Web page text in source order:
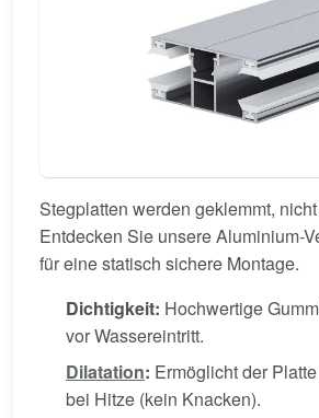
Stegplatten werden geklemmt,
Entdecken Sie unsere Aluminium-
für eine statisch sichere Montage.
Dichtigkeit: Hochwertige
vor Wassereintritt.
Dilatation: Ermöglicht der
bei Hitze (kein Knacken).